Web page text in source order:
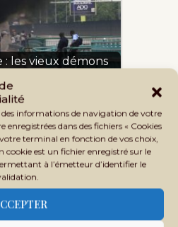
des informations de navigation de votre
enregistrées dans des fichiers « Cookies
terminal en fonction de vos choix,
est un fichier enregistré sur le
à l’émetteur d’identifier le
: les vieux démons
ALASSANE OUATTARA
D’IVOIRE
DÉMOCRATIE
LAURENT GBAGBO PDCI